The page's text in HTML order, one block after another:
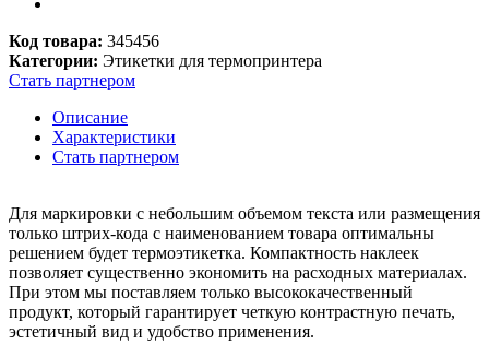
Код товара: 345456
Категории: Этикетки для термопринтера
Стать партнером
Описание
Характеристики
Стать партнером
Для маркировки с небольшим объемом текста или размещения
только штрих-кода с наименованием товара оптимальны
решением будет термоэтикетка. Компактность наклеек
позволяет существенно экономить на расходных материалах.
При этом мы поставляем только высококачественный
продукт, который гарантирует четкую контрастную печать,
эстетичный вид и удобство применения.